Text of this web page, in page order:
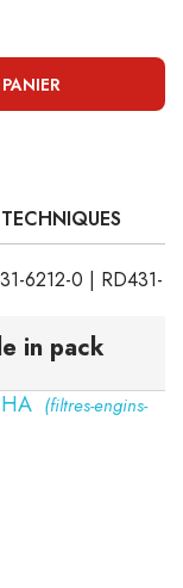
6212-0 | RD431-
in pack
(filtres-engins-